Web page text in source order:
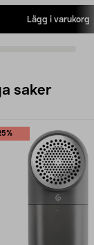
Lägg i varukorg
saker